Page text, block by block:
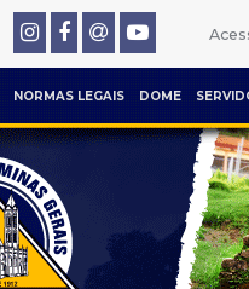
NORMAS LEGAIS DOME